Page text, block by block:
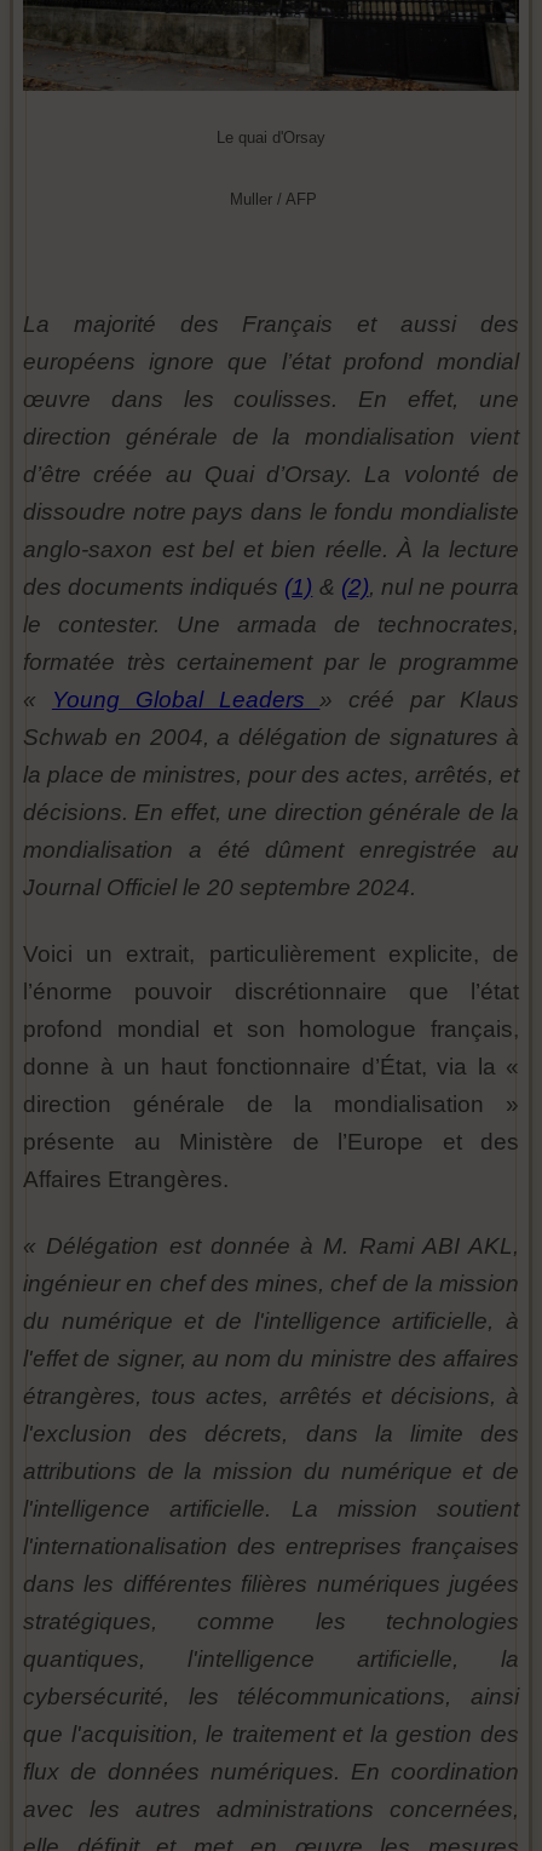
Le quai d'Orsay
Muller / AFP
La majorité des Français et aussi des
européens ignore que l’état profond mondial
œuvre dans les coulisses. En effet, une
direction générale de la mondialisation vient
d’être créée au Quai d’Orsay. La volonté de
dissoudre notre pays dans le fondu mondialiste
anglo-saxon est bel et bien réelle. À la lecture
des documents indiqués (1) & (2), nul ne pourra
le contester. Une armada de technocrates,
formatée très certainement par le programme
«
Young Global Leaders» créé par Klaus
Schwab en 2004, a délégation de signatures à
la place de ministres, pour des actes, arrêtés, et
décisions. En effet, une direction générale de la
mondialisation a été dûment enregistrée au
Journal Officiel le 20 septembre 2024.
Voici un extrait, particulièrement explicite, de
l’énorme pouvoir discrétionnaire que l’état
profond mondial et son homologue français,
donne à un haut fonctionnaire d’État, via la «
direction générale de la mondialisation »
présente au Ministère de l’Europe et des
Affaires Etrangères.
« Délégation est donnée à M. Rami ABI AKL,
ingénieur en chef des mines, chef de la mission
du numérique et de l'intelligence artificielle, à
l'effet de signer, au nom du ministre des affaires
étrangères, tous actes, arrêtés et décisions, à
l'exclusion des décrets, dans la limite des
attributions de la mission du numérique et de
l'intelligence artificielle. La mission soutient
l'internationalisation des entreprises françaises
dans les différentes filières numériques jugées
stratégiques, comme les technologies
quantiques, l'intelligence artificielle, la
cybersécurité, les télécommunications, ainsi
que l'acquisition, le traitement et la gestion des
flux de données numériques. En coordination
avec les autres administrations concernées,